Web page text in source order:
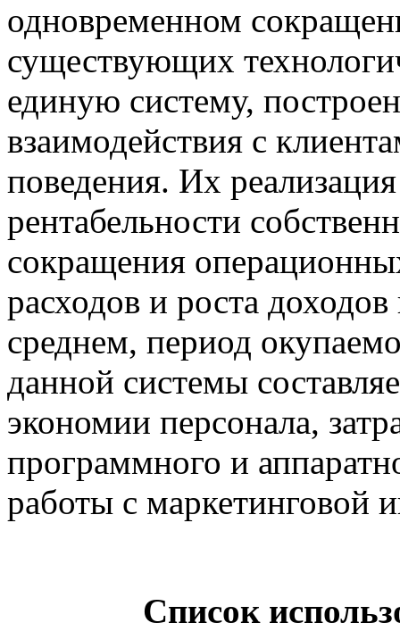
одновременном
существующих
единую систему,
взаимодействия с
поведения. Их
рентабельности
сокращения
расходов и роста
среднем, период
данной системы
экономии персонала,
программного и
работы с марке­тинговой
Список